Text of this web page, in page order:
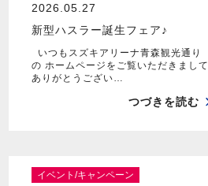
2026.05.27
新型ハスラー誕生フェア♪
いつもスズキアリーナ青森観光通り
の ホームページをご覧いただきまして
ありがとうござい…
つづきを読む
イベント/キャンペーン